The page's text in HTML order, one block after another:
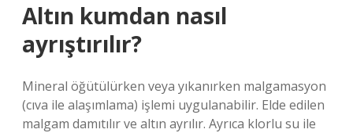
Altın kumdan nasıl
ayrıştırılır?
Mineral öğütülürken veya yıkanırken malgamasyon
(cıva ile alaşımlama) işlemi uygulanabilir. Elde edilen
malgam damıtılır ve altın ayrılır. Ayrıca klorlu su ile